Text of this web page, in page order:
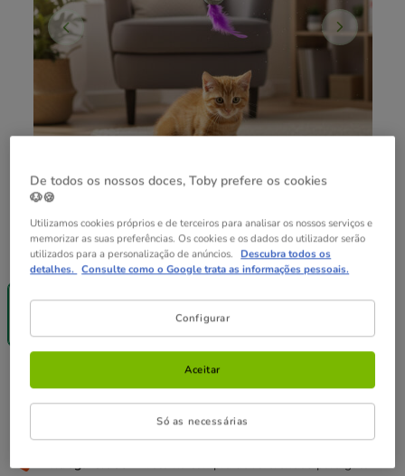
Composição:1 ud.
Grátis
2.99€
Não perca esta promoção
Entrega Grátis Direto na compra de referências para gato
2.99€
De todos os nossos doces, Toby prefere os cookies
🐶🍪
Utilizamos cookies próprios e de terceiros para analisar os nossos serviços e
memorizar as suas preferências. Os cookies e os dados do utilizador serão
utilizados para a personalização de anúncios. Descubra todos os
detalhes. Consulte como o Google trata as informações pessoais.
Configurar
Só as necessárias
Aceitar